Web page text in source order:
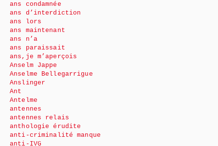
ans condamnée
ans d’interdiction
ans lors
ans maintenant
ans n’a
ans paraissait
ans,je m’aperçois
Anselm Jappe
Anselme Bellegarrigue
Anslinger
Ant
Antelme
antennes
antennes relais
anthologie érudite
anti-criminalité manque
anti-IVG